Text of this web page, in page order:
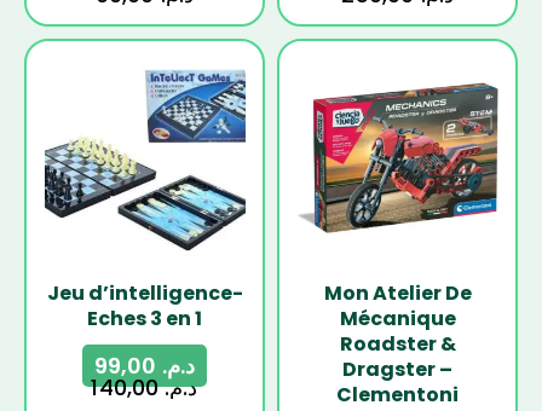
Jeu d’intelligence-
Eches 3 en 1
د.م.140,00
د.م.
Mon Atelier De
Mécanique
Roadster &
Dragster –
Clementoni